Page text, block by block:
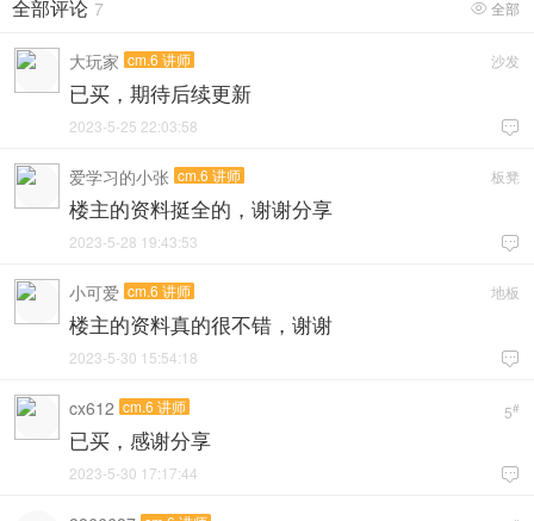
 全部
全部评论 7
沙发
大玩家 cm.6 讲师
已买，期待后续更新

2023-5-25 22:03:58
板凳
爱学习的小张 cm.6 讲师
楼主的资料挺全的，谢谢分享

2023-5-28 19:43:53
地板
小可爱 cm.6 讲师
楼主的资料真的很不错，谢谢

2023-5-30 15:54:18
5#
cx612 cm.6 讲师
已买，感谢分享

2023-5-30 17:17:44